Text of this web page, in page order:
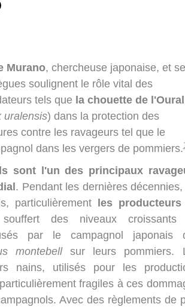
Murano, chercheuse japonaise, et
soulignent le rôle vital des
tels que la chouette de l'Oural
uralensis) dans la protection des
contre les ravageurs tel que le
dans les vergers de pommiers.
sont l'un des principaux
. Pendant les dernières
particulièrement
les
des niveaux croissants
par le campagnol japonais
montebell sur leurs pommiers.
nains, utilisés pour les
fragiles à ces
Avec des règlements de